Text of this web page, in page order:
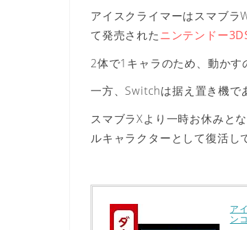
アイスクライマーはスマブラ
て発売されたニンテンドー
2体で1キャラのため、動かす
一方、Switchは据え置き機で
スマブラXより一時お休みと
ルキャラクターとして復活し
ア
ン